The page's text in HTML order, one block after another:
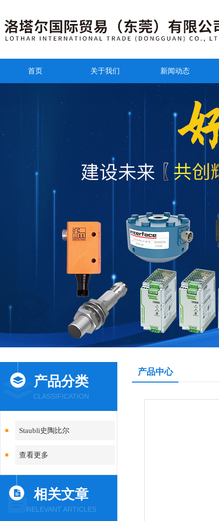
首页 关于我们 新闻动态
产品分类
CLASSIFICATION
Staubli史陶比尔
查看更多
相关文章
RELEVANT ARTICLES
产品中心